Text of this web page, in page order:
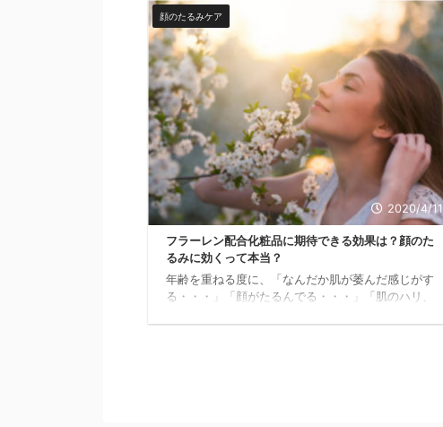
間違ったお手入れを続けてしまうことで、若々しい
お肌の維持の妨げになる場合があります。 特に、
たるみ毛穴などの悩みは、刺激を与えすぎて、更に
肌の乾燥が進んでしまって、悩みが深刻化してしま
った・・という方もいらっしゃいます。 そこで、
今回は、たるみ毛穴の対策に効果的と言われている
フラーレン、ビタミンC誘導体配合の化粧水につい
てお ...
顔のたるみケア
2020/4/11
フラーレン配合化粧品に期待できる効果は？顔のた
るみに効くって本当？
年齢を重ねる度に、「なんだか肌が萎んだ感じがす
る・・・」「顔がたるんでる・・・」「肌のハリ、